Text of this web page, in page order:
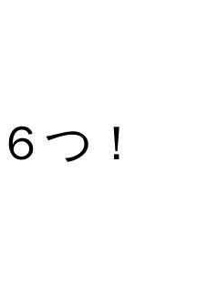
つ！